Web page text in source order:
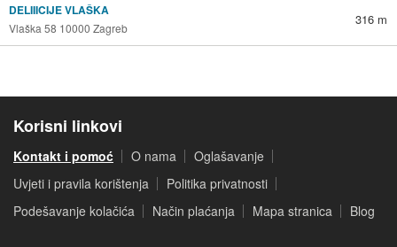
DELIIICIJE VLAŠKA
Vlaška 58 10000 Zagreb
316 m
Korisni linkovi
Kontakt i pomoć O nama
Oglašavanje
Uvjeti i pravila korištenja
Politika privatnosti
Podešavanje kolačića
Način plaćanja Mapa stranica Blog